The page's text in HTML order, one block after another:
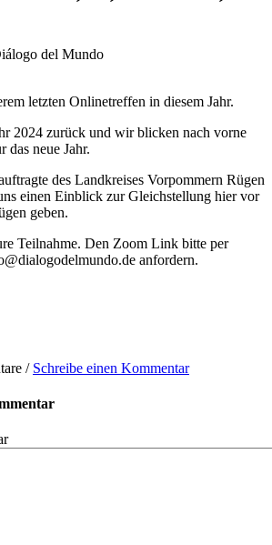
del Mundo
letzten Onlinetreffen in diesem Jahr.
2024 zurück und wir blicken nach vorne
das neue Jahr.
des Landkreises Vorpommern Rügen
einen Einblick zur Gleichstellung hier vor
geben.
Teilnahme. Den Zoom Link bitte per
anfordern.
/ Schreibe einen Kommentar